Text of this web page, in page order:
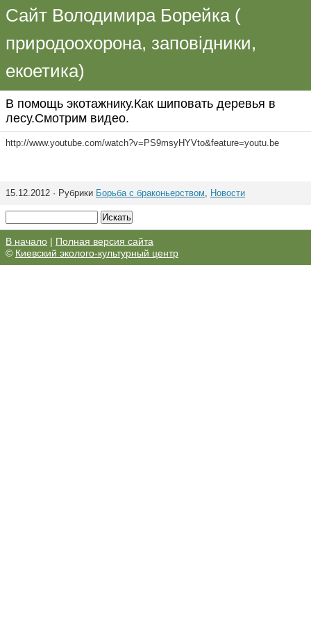
Сайт Володимира Борейка (
природоохорона, заповідники,
екоетика)
В помощь экотажнику.Как шиповать деревья в
лесу.Смотрим видео.
http://www.youtube.com/watch?v=PS9msyHYVto&feature=youtu.be
15.12.2012 · Рубрики Борьба с браконьерством, Новости
В начало | Полная версия сайта
© Киевский эколого-культурный центр